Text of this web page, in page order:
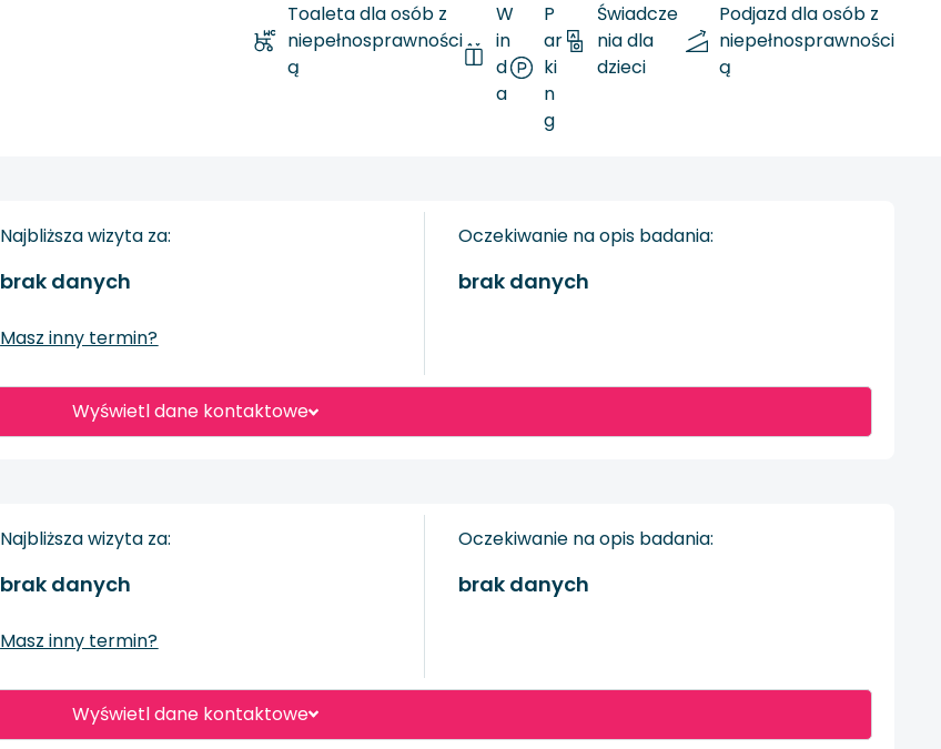
Toaleta dla osób z
niepełnosprawności
ą
W
in
d
a
P
ar
ki
n
g
Świadcze
nia dla
dzieci
Podjazd dla osób z
niepełnosprawności
ą
Wyświetl dane kontaktowe
Najbliższa wizyta za:
brak danych
Masz inny termin?
Oczekiwanie na opis badania:
brak danych
Wyświetl dane kontaktowe
Najbliższa wizyta za:
brak danych
Masz inny termin?
Oczekiwanie na opis badania:
brak danych